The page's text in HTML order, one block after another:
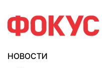
НОВОСТИ